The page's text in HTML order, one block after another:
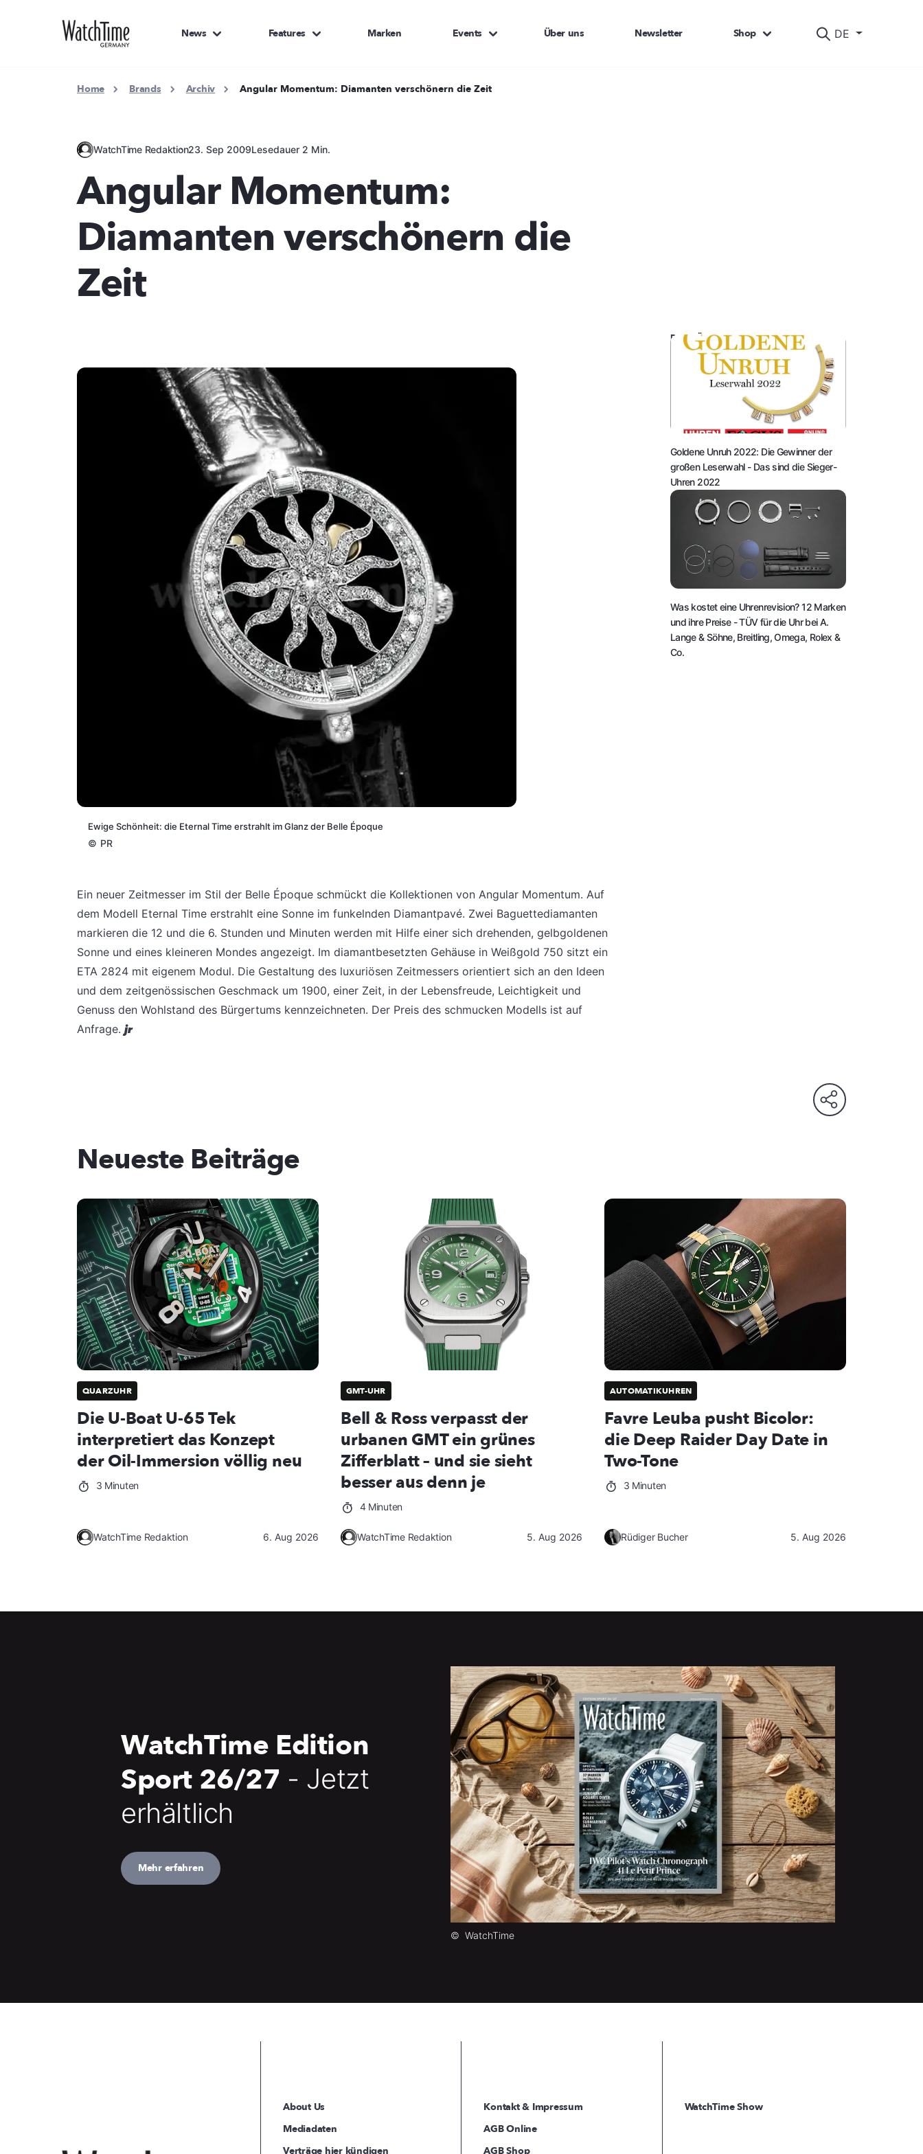
DE
News Features Marken Events Über uns Newsletter Shop
Home Brands Archiv Angular Momentum: Diamanten verschönern die Zeit
WatchTime Redaktion23. Sep 2009Lesedauer 2 Min.
Angular Momentum:
Diamanten verschönern die
Zeit
Ewige Schönheit: die Eternal Time erstrahlt im Glanz der Belle Époque
© PR
Ein neuer Zeitmesser im Stil der Belle Époque schmückt die Kollektionen von Angular Momentum. Auf
dem Modell Eternal Time erstrahlt eine Sonne im funkelnden Diamantpavé. Zwei Baguettediamanten
markieren die 12 und die 6. Stunden und Minuten werden mit Hilfe einer sich drehenden, gelbgoldenen
Sonne und eines kleineren Mondes angezeigt. Im diamantbesetzten Gehäuse in Weißgold 750 sitzt ein
ETA 2824 mit eigenem Modul. Die Gestaltung des luxuriösen Zeitmessers orientiert sich an den Ideen
und dem zeitgenössischen Geschmack um 1900, einer Zeit, in der Lebensfreude, Leichtigkeit und
Genuss den Wohlstand des Bürgertums kennzeichneten. Der Preis des schmucken Modells ist auf
Anfrage. jr
DAS KÖNNTE SIE AUCH INTERESSIEREN:
Goldene Unruh 2022: Die Gewinner der
großen Leserwahl - Das sind die Sieger-
Uhren 2022
Was kostet eine Uhrenrevision? 12 Marken
und ihre Preise - TÜV für die Uhr bei A.
Lange & Söhne, Breitling, Omega, Rolex &
Co.
Neueste Beiträge
QUARZUHR
Die U-Boat U-65 Tek
interpretiert das Konzept
der Oil-Immersion völlig neu
3 Minuten
WatchTime Redaktion 6. Aug 2026
GMT-UHR
Bell & Ross verpasst der
urbanen GMT ein grünes
Zifferblatt – und sie sieht
besser aus denn je
4 Minuten
WatchTime Redaktion 5. Aug 2026
AUTOMATIKUHREN
Favre Leuba pusht Bicolor:
die Deep Raider Day Date in
Two-Tone
3 Minuten
Rüdiger Bucher 5. Aug 2026
© WatchTime
WatchTime Edition
Sport 26/27 - Jetzt
erhältlich
Mehr erfahren
About Us
Mediadaten
Verträge hier kündigen
Kontakt & Impressum
AGB Online
AGB Shop
WatchTime Show